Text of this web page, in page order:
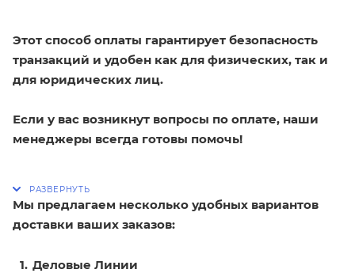
Этот способ оплаты гарантирует безопасность
транзакций и удобен как для физических, так и
для юридических лиц.
Если у вас возникнут вопросы по оплате, наши
менеджеры всегда готовы помочь!
Мы предлагаем несколько удобных вариантов
доставки ваших заказов:
Деловые Линии